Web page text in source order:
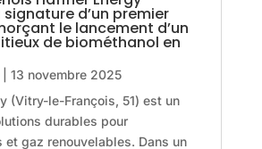
d’un premier
le lancement d’un
de biométhanol en
13 novembre 2025
(Vitry-le-François, 51) est un
durables pour
et gaz renouvelables. Dans un